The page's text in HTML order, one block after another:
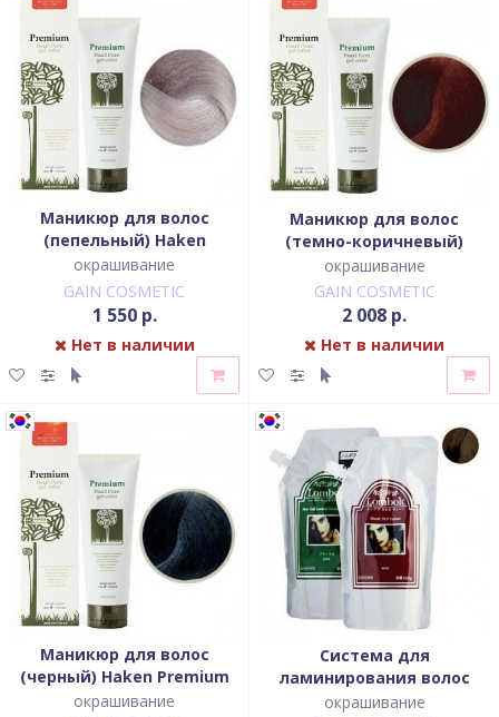
Маникюр для волос
(пепельный) Haken
Premium Pearll Pure Gel
Color- Sparkling ash gray
окрашивание
GAIN COSMETIC
1 550 р.
Нет в наличии
Маникюр для волос
(темно-коричневый)
Haken Premium Pearll Pure
Gel Color-Cacao Dark Brown
окрашивание
GAIN COSMETIC
2 008 р.
Нет в наличии
Маникюр для волос
(черный) Haken Premium
Pearll Pure Gel Color-
окрашивание
Система для
ламинирования волос
Dark Brown Lombok Original
окрашивание